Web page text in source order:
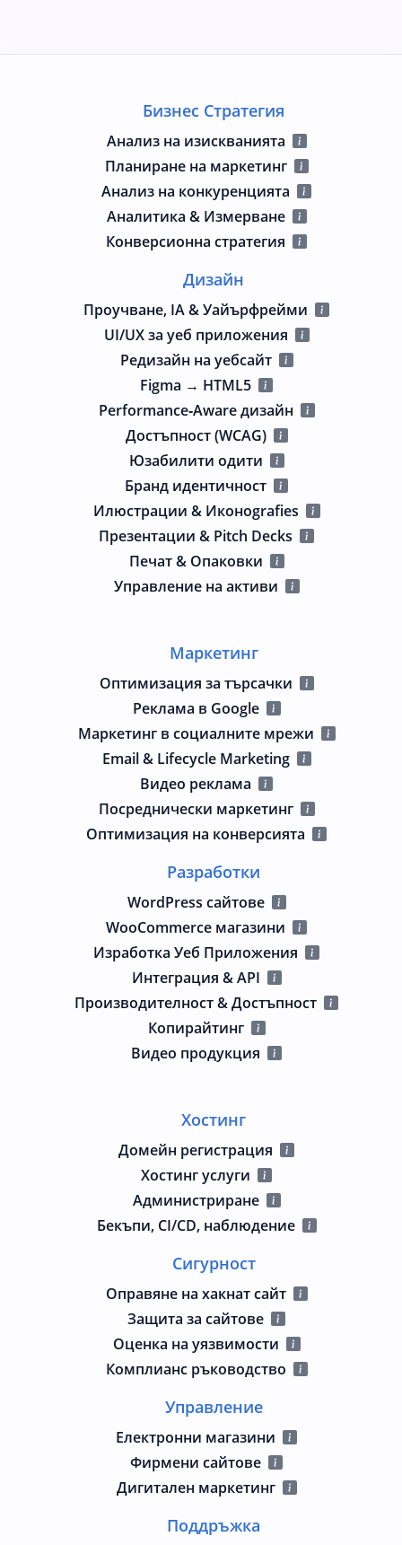
Бизнес Стратегия
Анализ на изискванията
Планиране на маркетинг
Анализ на конкуренцията
Аналитика & Измерване
Конверсионна стратегия
Дизайн
Проучване, IA & Уайърфрейми
UI/UX за уеб приложения
Редизайн на уебсайт
Figma → HTML5
Performance‑Aware дизайн
Достъпност (WCAG)
Юзабилити одити
Бранд идентичност
Илюстрации & Иконografies
Презентации & Pitch Decks
Печат & Опаковки
Управление на активи
Маркетинг
Оптимизация за търсачки
Реклама в Google
Маркетинг в социалните мрежи
Email & Lifecycle Marketing
Видео реклама
Посреднически маркетинг
Оптимизация на конверсията
Разработки
WordPress сайтове
WooCommerce магазини
Изработка Уеб Приложения
Интеграция & API
Производителност & Достъпност
Копирайтинг
Видео продукция
Хостинг
Домейн регистрация
Хостинг услуги
Администриране
Бекъпи, CI/CD, наблюдение
Сигурност
Оправяне на хакнат сайт
Защита за сайтове
Оценка на уязвимости
Комплианс ръководство
Управление
Електронни магазини
Фирмени сайтове
Дигитален маркетинг
Поддръжка